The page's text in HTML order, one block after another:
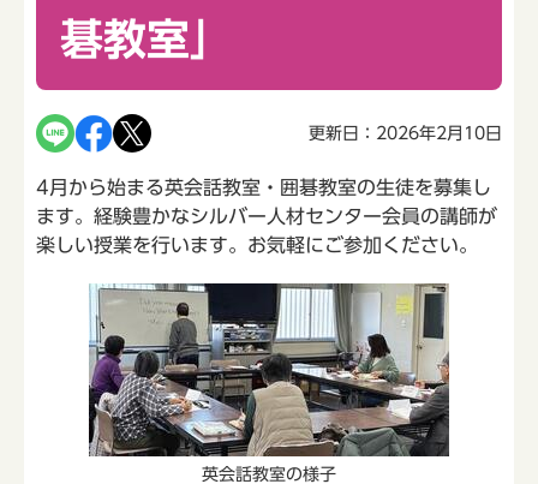
碁教室」
更新日：2026年2月10日
4月から始まる英会話教室・囲碁教室の生徒を募集し
ます。経験豊かなシルバー人材センター会員の講師が
楽しい授業を行います。お気軽にご参加ください。
英会話教室の様子